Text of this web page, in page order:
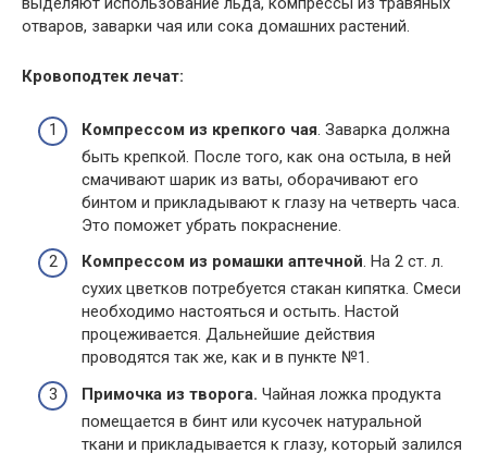
отваров, заварки чая или сока домашних растений.
Кровоподтек лечат:
Компрессом из крепкого чая. Заварка должна
быть крепкой. После того, как она остыла, в ней
смачивают шарик из ваты, оборачивают его
бинтом и прикладывают к глазу на четверть часа.
Это поможет убрать покраснение.
Компрессом из ромашки аптечной. На 2 ст. л.
сухих цветков потребуется стакан кипятка. Смеси
необходимо настояться и остыть. Настой
процеживается. Дальнейшие действия
проводятся так же, как и в пункте №1.
Примочка из творога. Чайная ложка продукта
помещается в бинт или кусочек натуральной
ткани и прикладывается к глазу, который залился